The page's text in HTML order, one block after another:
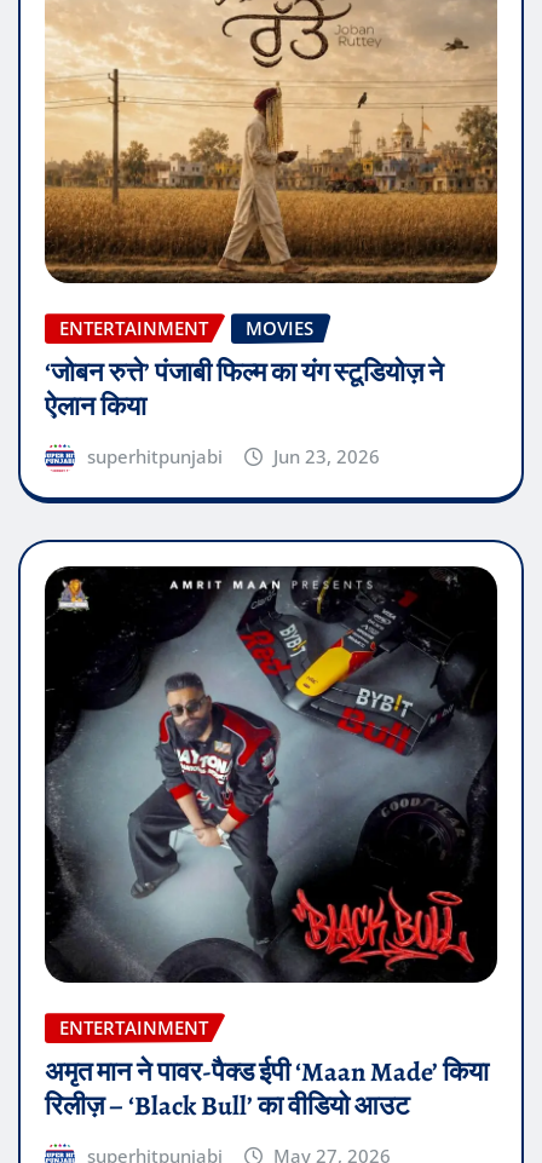
ENTERTAINMENT MOVIES
‘जोबन रुत्ते’ पंजाबी फिल्म का यंग स्टूडियोज़ ने
ऐलान किया
superhitpunjabi Jun 23, 2026
ENTERTAINMENT
अमृत मान ने पावर-पैक्ड ईपी ‘Maan Made’ किया
रिलीज़ – ‘Black Bull’ का वीडियो आउट
superhitpunjabi